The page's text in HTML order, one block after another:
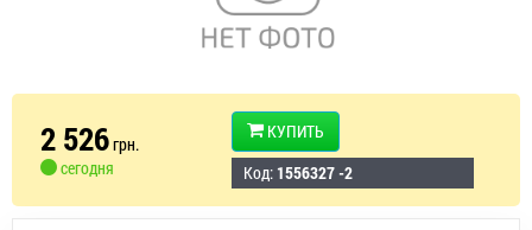
2 526грн.
сегодня
КУПИТЬ
Код: 1556327 -2